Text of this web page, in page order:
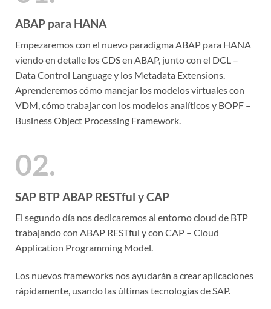
ABAP para HANA
Empezaremos con el nuevo paradigma ABAP para HANA
viendo en detalle los CDS en ABAP, junto con el DCL –
Data Control Language y los Metadata Extensions.
Aprenderemos cómo manejar los modelos virtuales con
VDM, cómo trabajar con los modelos analíticos y BOPF –
Business Object Processing Framework.
02.
SAP BTP ABAP RESTful y CAP
El segundo día nos dedicaremos al entorno cloud de BTP
trabajando con ABAP RESTful y con CAP – Cloud
Application Programming Model.
Los nuevos frameworks nos ayudarán a crear aplicaciones
rápidamente, usando las últimas tecnologías de SAP.